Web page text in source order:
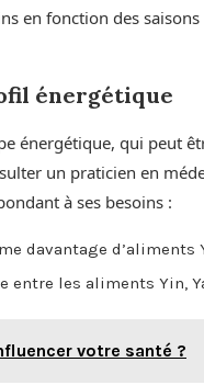
en fonction des
énergétique
énergétique, qui peut
un praticien en
à ses besoins :
davantage d’aliments
les aliments Yin,
votre santé ?